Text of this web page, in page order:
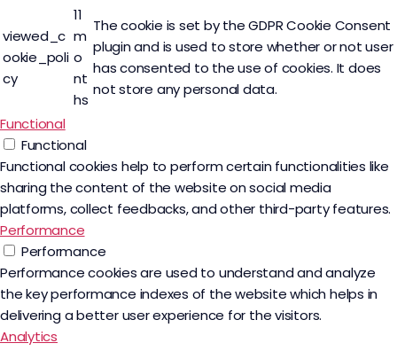
viewed_c
ookie_poli
cy
11
m
o
nt
hs
The cookie is set by the GDPR Cookie Consent
plugin and is used to store whether or not user
has consented to the use of cookies. It does
not store any personal data.
Functional
Functional
Functional cookies help to perform certain functionalities like
sharing the content of the website on social media
platforms, collect feedbacks, and other third-party features.
Performance
Performance
Performance cookies are used to understand and analyze
the key performance indexes of the website which helps in
delivering a better user experience for the visitors.
Analytics